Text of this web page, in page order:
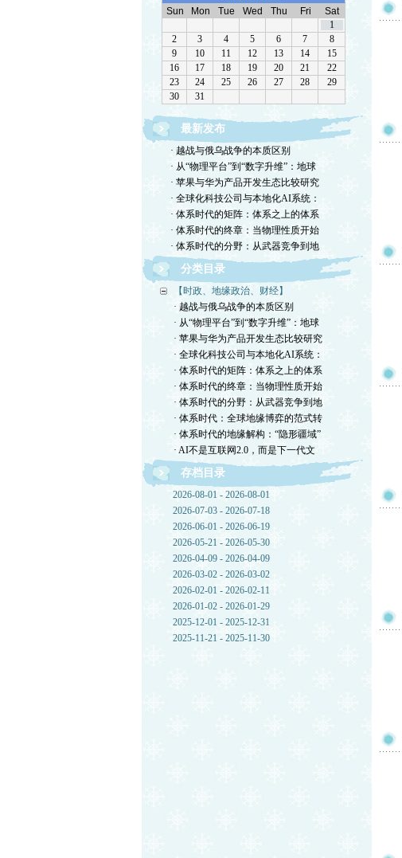
最新发布
· 越战与俄乌战争的本质区别
· 从“物理平台”到“数字升维”：地球
· 苹果与华为产品开发生态比较研究
· 全球化科技公司与本地化AI系统：
· 体系时代的矩阵：体系之上的体系
· 体系时代的终章：当物理性质开始
· 体系时代的分野：从武器竞争到地
分类目录
【时政、地缘政治、财经】
· 越战与俄乌战争的本质区别
· 从“物理平台”到“数字升维”：地球
· 苹果与华为产品开发生态比较研究
· 全球化科技公司与本地化AI系统：
· 体系时代的矩阵：体系之上的体系
· 体系时代的终章：当物理性质开始
· 体系时代的分野：从武器竞争到地
· 体系时代：全球地缘博弈的范式转
· 体系时代的地缘解构：“隐形疆域”
· AI不是互联网2.0，而是下一代文
存档目录
2026-08-01 - 2026-08-01
2026-07-03 - 2026-07-18
2026-06-01 - 2026-06-19
2026-05-21 - 2026-05-30
2026-04-09 - 2026-04-09
2026-03-02 - 2026-03-02
2026-02-01 - 2026-02-11
2026-01-02 - 2026-01-29
2025-12-01 - 2025-12-31
2025-11-21 - 2025-11-30